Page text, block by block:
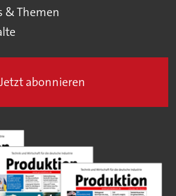
& Themen
Jetzt abonnieren